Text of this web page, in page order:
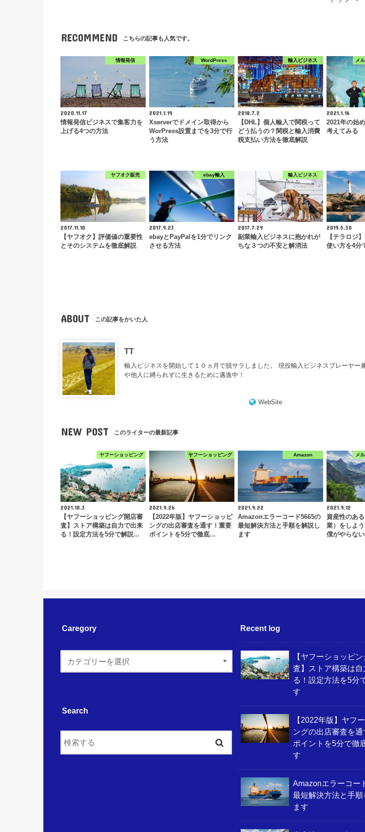
RECOMMEND こちらの記事も人気です。
情報発信
2020.11.17
情報発信ビジネスで集客力を
上げる4つの方法
WordPress
2021.1.19
Xserverでドメイン取得から
WorPress設置までを3分で行
う方法
輸入ビジネス
2018.7.2
【DHL】個人輸入で関税って
どう払うの？関税と輸入消費
税支払い方法を徹底解説
メ
2021.1.16
2021年の始
考えてみる
ヤフオク販売
2017.11.10
【ヤフオク】評価値の重要性
とそのシステムを徹底解説
ebay輸入
2017.9.23
ebayとPayPalを1分でリンク
させる方法
輸入ビジネス
2017.7.29
副業輸入ビジネスに抱かれが
ちな３つの不安と解消法
2019.5.30
【テラロジ
使い方を4分
ABOUT この記事をかいた人
TT
輸入ビジネスを開始して１０ヵ月で脱サラしました。 現役輸入ビジネスプレーヤー
や他人に縛られずに生きるために邁進中！
WebSite
NEW POST このライターの最新記事
ヤフーショッピング
2021.10.3
【ヤフーショッピング開店審
査】ストア構築は自力で出来
る！設定方法を5分で解説…
ヤフーショッピング
2021.9.26
【2022年版】ヤフーショッピ
ングの出店審査を通す！重要
ポイントを5分で徹底…
Amazon
2021.9.22
Amazonエラーコード5665の
最短解決方法と手順を解説し
ます
メ
2021.9.12
資産性のあ
業）をしよ
僕がやらない
Caregory
Search
Recent log
【ヤフーショッピ
査】ストア構築は
る！設定方法を5分
す
【2022年版】ヤフ
ングの出店審査を
ポイントを5分で徹
す
Amazonエラーコー
最短解決方法と手順
ます